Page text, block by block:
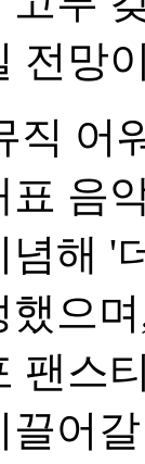
전망
직 어
표 음
념해 '
했으
팬스
끌어